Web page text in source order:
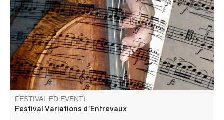
FESTIVAL ED EVENTI
Festival Variations d'Entrevaux